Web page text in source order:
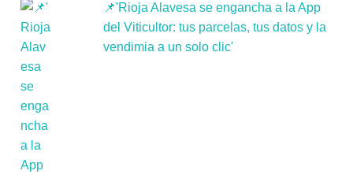
📌'Rioja Alavesa se engancha a la App
del Viticultor: tus parcelas, tus datos y la
vendimia a un solo clic'